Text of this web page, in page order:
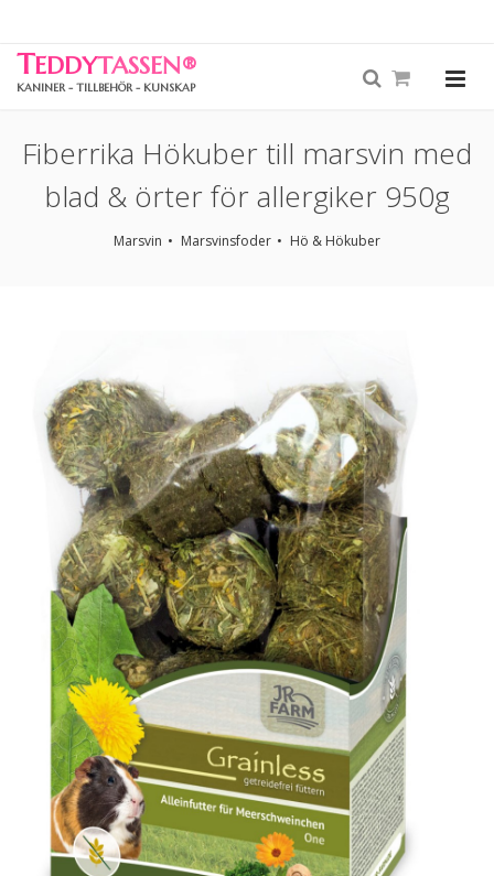
TEDDYTASSEN®
KANINER - TILLBEHÖR - KUNSKAP
Fiberrika Hökuber till marsvin med
blad & örter för allergiker 950g
Marsvin Marsvinsfoder Hö & Hökuber